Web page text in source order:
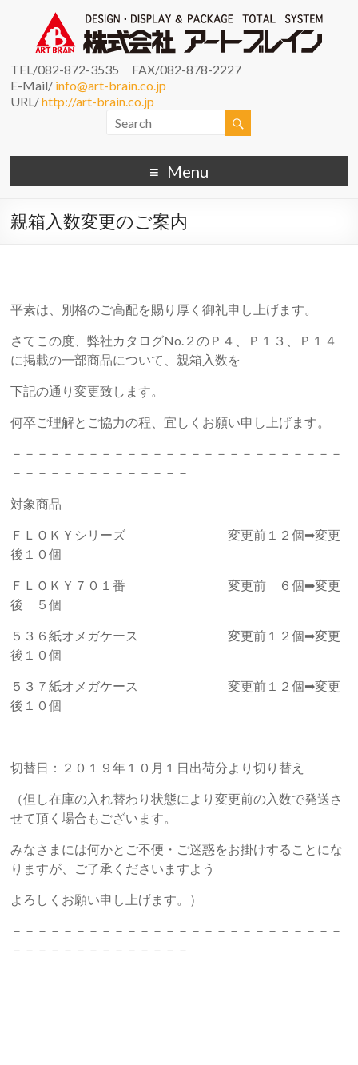
TEL/082-872-3535 FAX/082-878-2227
E-Mail/ info@art-brain.co.jp
URL/http://art-brain.co.jp
Menu
親箱入数変更のご案内
平素は、別格のご高配を賜り厚く御礼申し上げます。
さてこの度、弊社カタログNo.２のＰ４、Ｐ１３、Ｐ１４
に掲載の一部商品について、親箱入数を
下記の通り変更致します。
何卒ご理解とご協力の程、宜しくお願い申し上げます。
－－－－－－－－－－－－－－－－－－－－－－－－－－
－－－－－－－－－－－－－－
対象商品
ＦＬＯＫＹシリーズ 変更前１２個➡変更
後１０個
ＦＬＯＫＹ７０１番 変更前 ６個➡変更
後 ５個
５３６紙オメガケース 変更前１２個➡変更
後１０個
５３７紙オメガケース 変更前１２個➡変更
後１０個
切替日：２０１９年１０月１日出荷分より切り替え
（但し在庫の入れ替わり状態により変更前の入数で発送さ
せて頂く場合もございます。
みなさまには何かとご不便・ご迷惑をお掛けすることにな
りますが、ご了承くださいますよう
よろしくお願い申し上げます。）
－－－－－－－－－－－－－－－－－－－－－－－－－－
－－－－－－－－－－－－－－